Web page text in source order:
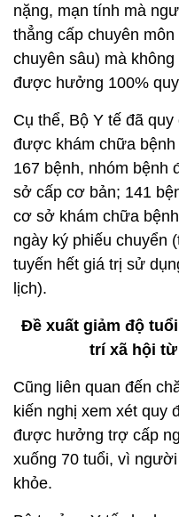
nặng, mạn tính mà
thẳng cấp chuyên
chuyên sâu) mà
được hưởng 100%
Cụ thể, Bộ Y tế đã
được khám chữa
167 bệnh, nhóm bệnh
sở cấp cơ bản; 141
cơ sở khám chữa
ngày ký phiếu chuyển
tuyến hết giá trị sử
lịch).
Đề xuất giảm độ
trí xã hội từ
Cũng liên quan đến
kiến nghị xem xét quy
được hưởng trợ cấp
xuống 70 tuổi, vì
khỏe.